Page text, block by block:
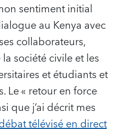
sentiment initial
au Kenya avec
collaborateurs,
société civile et les
et étudiants et
Le « retour en force
que j’ai décrit mes
télévisé en direct